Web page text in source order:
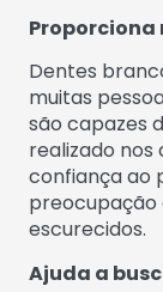
Dentes
muitas
são capazes
realizado
confiança ao
preocupação
escurecidos.
Ajuda a